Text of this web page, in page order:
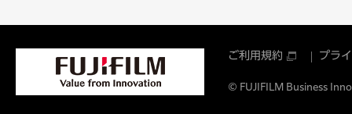
ご利用規約 プラ
© FUJIFILM Business